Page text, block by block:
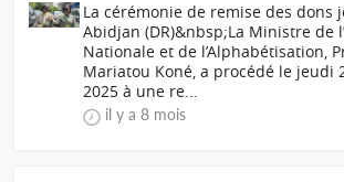
La cérémonie de remise des dons
Abidjan (DR)&nbsp;La Ministre de
Nationale et de l’Alphabétisation,
Mariatou Koné, a procédé le jeudi
2025 à une re...
il y a 8 mois